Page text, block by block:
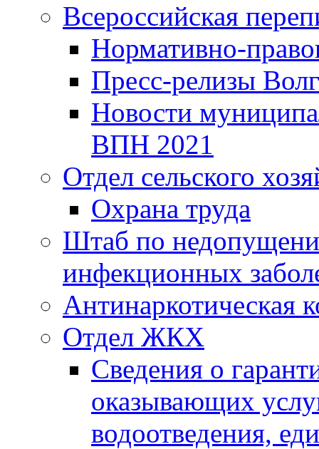
Всероссийская
Нормативно-
Пресс-релизы
Новости
ВПН 2021
Отдел сельского
Охрана труда
Штаб по
инфекционных
Антинаркотическая
Отдел ЖКХ
Сведения о
оказывающих
водоотведения,